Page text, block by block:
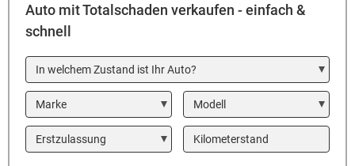
Auto mit Totalschaden verkaufen - einfach &
schnell
In welchem Zustand ist Ihr Auto?
Marke Modell
Year Kilometerstand